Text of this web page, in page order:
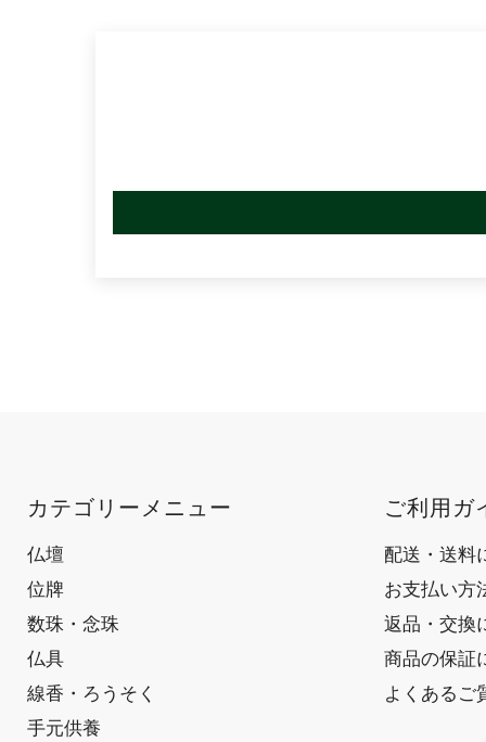
カテゴリーメニュー
仏壇
位牌
数珠・念珠
仏具
線香・ろうそく
手元供養
ご利用ガ
配送・送料
お支払い方
返品・交換
商品の保証
よくあるご